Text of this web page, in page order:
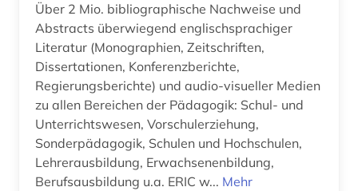
afrikawissenschaften (3)
afro-amerikanische frauen (1)
afro-amerikanische geschichte (1)
afro-amerikanische literatur (1)
afroamerikaner (5)
afroamerikanische musik (5)
Über 2 Mio. bibliographische Nachweise und
Abstracts überwiegend englischsprachiger
Literatur (Monographien, Zeitschriften,
Dissertationen, Konferenzberichte,
Regierungsberichte) und audio-visueller Medien
zu allen Bereichen der Pädagogik: Schul- und
Unterrichtswesen, Vorschulerziehung,
Sonderpädagogik, Schulen und Hochschulen,
Lehrerausbildung, Erwachsenenbildung,
Berufsausbildung u.a. ERIC w... Mehr